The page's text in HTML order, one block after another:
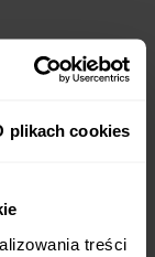
plikach cookies
treści